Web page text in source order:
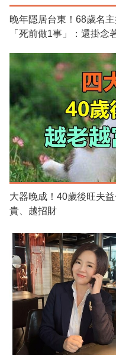
晚年隱居台東！68歲名
「死前做1事」：還掛念
大器晚成！40歲後旺夫
貴、越招財